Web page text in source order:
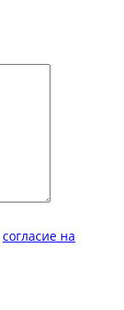
согласие на